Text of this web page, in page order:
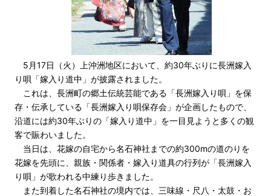
5月17日（火）上沖洲地区において、約30年ぶりに長洲嫁入
り唄「嫁入り道中」が披露されました。
これは、長洲町の郷土伝統芸能である「長洲嫁入り唄」を保
存・伝承している「長洲嫁入り唄保存会」が企画したもので、
沿道には約30年ぶりの「嫁入り道中」を一目見ようと多くの観
客で賑わいました。
当日は、花嫁の自宅から名石神社までの約300mの道のりを
花嫁を先頭に、親族・関係者・嫁入り道具の行列が「長洲嫁入
り唄」が歌われる中練り歩きました。
また到着した名石神社の境内では、三味線・尺八・太鼓・お